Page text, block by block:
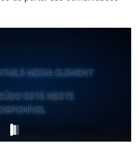
MEDIA ELEMENT
ESTÁ NESTE